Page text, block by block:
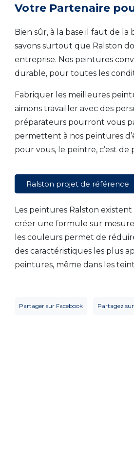
Votre Partenaire
Bien sûr, à la base il faut de la
savons surtout que Ralston
entreprise. Nos peintures
durable, pour toutes les
Fabriquer les meilleures
aimons travailler avec des
préparateurs pourront vous
permettent à nos peintures
pour vous, le peintre, c’est
Ralston projet de référence
Les peintures Ralston
créer une formule sur
les couleurs permet de
des caractéristiques les plus
peintures, même dans les
Partager sur Facebook Partagez